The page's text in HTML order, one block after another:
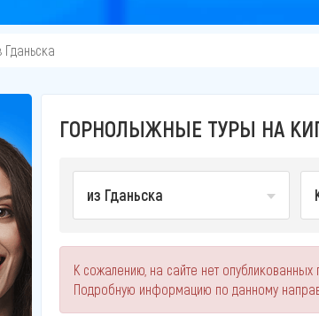
Гданьска
ГОРНОЛЫЖНЫЕ ТУРЫ НА
из Гданьска
К сожалению, на сайте нет
Подробную информацию по данному